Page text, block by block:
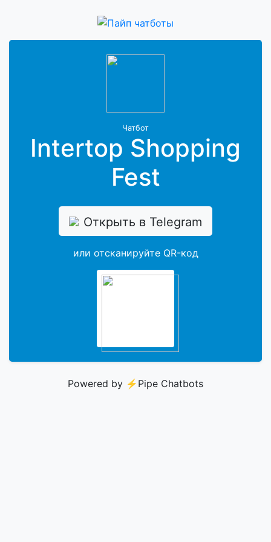
Чатбот
Intertop Shopping
Fest
Открыть в Telegram
или отсканируйте QR-код
Powered by ⚡️ Pipe Chatbots